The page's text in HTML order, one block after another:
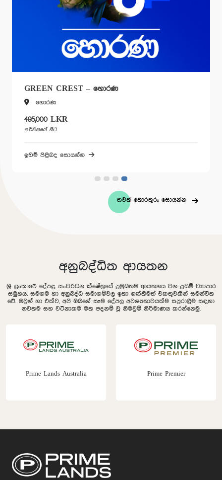
GREEN CREST – හොරණ
හොරණ
495,000 LKR
පර්චසයේ සිට
ඉඩම් පිළිබද සොයන්න
තවත් තොරතුරු සොයන්න
අනුබද්ධිත ආයතන
ශ්‍රී ලංකාවේ දේපළ සංවර්ධන ක්ෂේත්‍රයේ ප්‍රමුඛතම ආයතනය වන ප්‍රයිම් ව්‍යාපාර
සමුහය, සමගම හා අනුබද්ධ සමාගම්වල ඉතා ශක්තිමත් එකතුවකින් සමන්විත
වේ. ඔවුන් හා එක්ව, අපි ඔබගේ සෑම දේපල අවශ්‍යතාවයක්ම සපුරාලීම සඳහා
නවතම සහ වටිනාකම මත පදනම් වූ නිමවුම් නිර්මාණය කරන්නෙමු.
Prime Lands Australia Prime Premier